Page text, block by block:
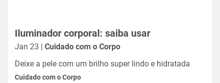
Iluminador corporal: saiba usar
Jan 23 | Cuidado com o Corpo
Deixe a pele com um brilho super lindo e hidratada
Cuidado com o Corpo